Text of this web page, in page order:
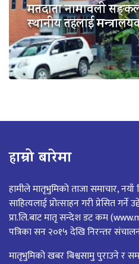
मतदाता नामावली
स्थानीय तहलाई
हाम्रो बारेमा
हामीले मातृभुमिको ताजा समाचार,
साहित्यलाई प्रोत्साहन गरी प्रेसित गर्ने
प्रा.लि.बाट मातृ सन्देश डट कम
पत्रिका सन २०१५ देखि निरन्तर
मातृभुमिको खबर बिश्वसामु पुराउने र